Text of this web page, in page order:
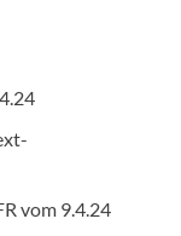
FR vom 9.4.24